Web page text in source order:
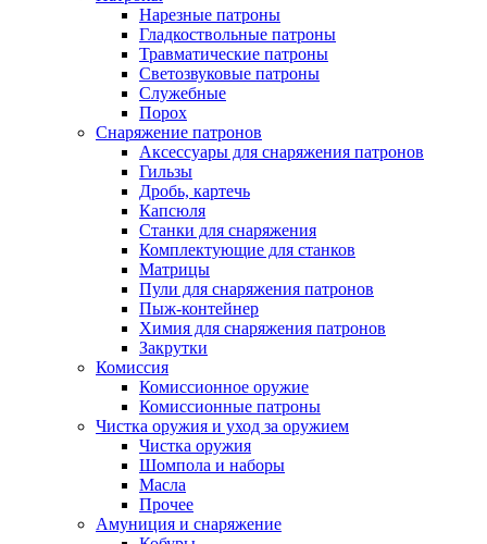
Нарезные патроны
Гладкоствольные патроны
Травматические патроны
Светозвуковые патроны
Служебные
Порох
Снаряжение патронов
Аксессуары для снаряжения патронов
Гильзы
Дробь, картечь
Капсюля
Станки для снаряжения
Комплектующие для станков
Матрицы
Пули для снаряжения патронов
Пыж-контейнер
Химия для снаряжения патронов
Закрутки
Комиссия
Комиссионное оружие
Комиссионные патроны
Чистка оружия и уход за оружием
Чистка оружия
Шомпола и наборы
Масла
Прочее
Амуниция и снаряжение